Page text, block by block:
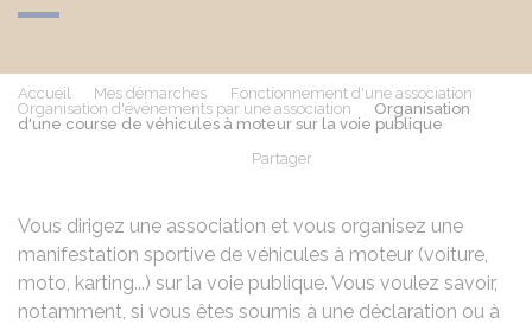
Accueil Mes démarches
Fonctionnement d'une association
Organisation d'événements par une association
Organisation
d'une course de véhicules à moteur sur la voie publique
Partager
Vous dirigez une association et vous organisez une
manifestation sportive de véhicules à moteur (voiture,
moto, karting...) sur la voie publique. Vous voulez savoir,
notamment, si vous êtes soumis à une déclaration ou à